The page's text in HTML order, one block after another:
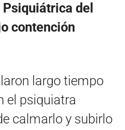
del
contención
largo tiempo
el psiquiatra
calmarlo y subirlo